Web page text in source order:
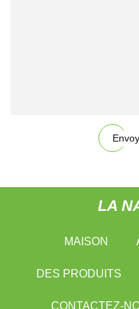
LA
MAISON
DES PRODUITS
CONTACTEZ-